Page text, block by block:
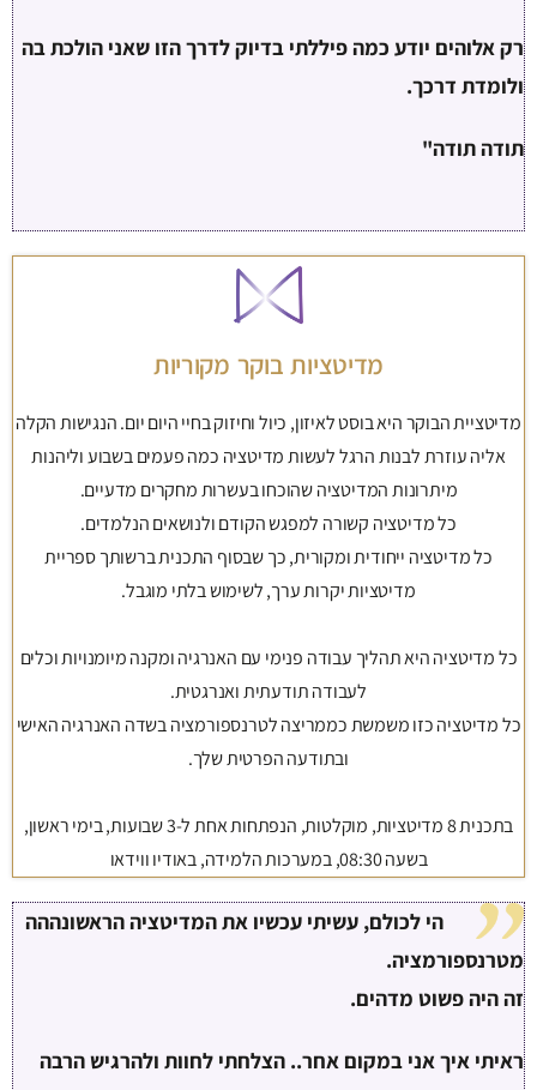
רק אלוהים יודע כמה פיללתי בדיוק לדרך הזו שאני הולכת בה
ולומדת דרכך.
תודה תודה"
מדיטציות בוקר מקוריות
מדיטציית הבוקר היא בוסט לאיזון, כיול וחיזוק בחיי היום יום. הנגישות הקלה
אליה עוזרת לבנות הרגל לעשות מדיטציה כמה פעמים בשבוע וליהנות
מיתרונות המדיטציה שהוכחו בעשרות מחקרים מדעיים.
כל מדיטציה קשורה למפגש הקודם ולנושאים הנלמדים.
כל מדיטציה ייחודית ומקורית, כך שבסוף התכנית ברשותך ספריית
מדיטציות יקרות ערך, לשימוש בלתי מוגבל.
כל מדיטציה היא תהליך עבודה פנימי עם האנרגיה ומקנה מיומנויות וכלים
לעבודה תודעתית ואנרגטית.
כל מדיטציה כזו משמשת כממריצה לטרנספורמציה בשדה האנרגיה האישי
ובתודעה הפרטית שלך.
בתכנית 8 מדיטציות, מוקלטות, הנפתחות אחת ל-3 שבועות, בימי ראשון,
בשעה 08:30, במערכות הלמידה, באודיו ווידאו
הי לכולם, עשיתי עכשיו את המדיטציה הראשונההה
מטרנספורמציה.
זה היה פשוט מדהים.
ראיתי איך אני במקום אחר.. הצלחתי לחוות ולהרגיש הרבה